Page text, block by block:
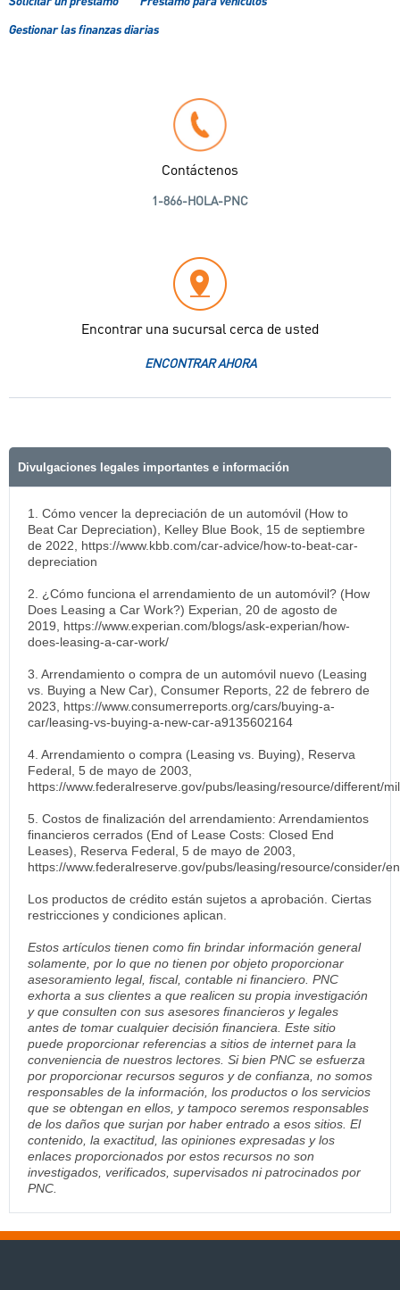
Gestionar las finanzas diarias
Contáctenos
1-866-HOLA-PNC
Encontrar una sucursal cerca de usted
ENCONTRAR AHORA
Divulgaciones legales importantes e información
1. Cómo vencer la depreciación de un automóvil (How to
Beat Car Depreciation), Kelley Blue Book, 15 de septiembre
de 2022, https://www.kbb.com/car-advice/how-to-beat-car-
depreciation
2. ¿Cómo funciona el arrendamiento de un automóvil? (How
Does Leasing a Car Work?) Experian, 20 de agosto de
2019, https://www.experian.com/blogs/ask-experian/how-
does-leasing-a-car-work/
3. Arrendamiento o compra de un automóvil nuevo (Leasing
vs. Buying a New Car), Consumer Reports, 22 de febrero de
2023, https://www.consumerreports.org/cars/buying-a-
car/leasing-vs-buying-a-new-car-a9135602164
4. Arrendamiento o compra (Leasing vs. Buying), Reserva
Federal, 5 de mayo de 2003,
https://www.federalreserve.gov/pubs/leasing/resource/different/
5. Costos de finalización del arrendamiento: Arrendamientos
financieros cerrados (End of Lease Costs: Closed End
Leases), Reserva Federal, 5 de mayo de 2003,
https://www.federalreserve.gov/pubs/leasing/resource/consider/
Los productos de crédito están sujetos a aprobación. Ciertas
restricciones y condiciones aplican.
Estos artículos tienen como fin brindar información general
solamente, por lo que no tienen por objeto proporcionar
asesoramiento legal, fiscal, contable ni financiero. PNC
exhorta a sus clientes a que realicen su propia investigación
y que consulten con sus asesores financieros y legales
antes de tomar cualquier decisión financiera. Este sitio
puede proporcionar referencias a sitios de internet para la
conveniencia de nuestros lectores. Si bien PNC se esfuerza
por proporcionar recursos seguros y de confianza, no somos
responsables de la información, los productos o los servicios
que se obtengan en ellos, y tampoco seremos responsables
de los daños que surjan por haber entrado a esos sitios. El
contenido, la exactitud, las opiniones expresadas y los
enlaces proporcionados por estos recursos no son
investigados, verificados, supervisados ni patrocinados por
PNC.